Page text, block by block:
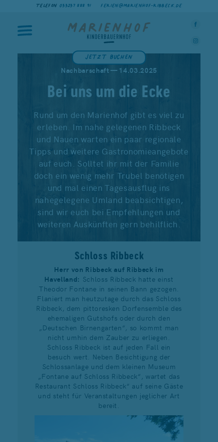
TELEFON 033237 888 91 FERIEN@MARIENHOF-RIBBECK.DE
Jetzt buchen
Nachbarschaft — 14.03.2025
Bei uns um die Ecke
Rund um den Marienhof gibt es viel zu
erleben. Im nahe gelegenen Ribbeck
und Nauen warten ein paar regionale
Tipps und weitere Gastronomieangebote
auf euch. Solltet ihr mit der Familie
doch ein wenig mehr Trubel benötigen
und mal einen Tagesausflug ins
nahegelegene Umland beabsichtigen,
sind wir euch bei Empfehlungen und
weiteren Auskünften gern behilflich.
Schloss Ribbeck
Herr von Ribbeck auf Ribbeck im
Havelland: Schloss Ribbeck hatte einst
Theodor Fontane in seinen Bann gezogen.
Flaniert man heutzutage durch das Schloss
Ribbeck, dem pittoresken Dorfensemble des
ehemaligen Gutshofs oder durch den
„Deutschen Birnengarten“, so kommt man
nicht umhin dem Zauber zu erliegen.
Schloss Ribbeck ist auf jeden Fall ein
besuch wert. Neben Besichtigung der
Schlossanlage und dem kleinen Museum
„Fontane auf Schloss Ribbeck“, wartet das
Restaurant Schloss Ribbeck“ auf seine Gäste
und steht für Veranstaltungen jeglicher Art
bereit.